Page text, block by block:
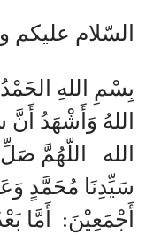
السّلام عليكم
بِسْمِ اللهِ الحَمْدُ
اللهُ وَأَشْهَدُ
الله اللّهُمَّ
سَيِّدِنَا مُحَمَّدٍ
أَجْمَعِيْنَ: أَمَّا